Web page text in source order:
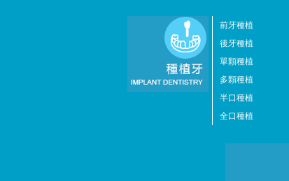
前牙種植
後牙種植
單顆種植
多顆種植
半口種植
全口種植